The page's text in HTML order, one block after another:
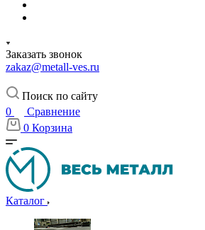
Заказать звонок
zakaz@metall-ves.ru
Поиск по сайту
0
Сравнение
0 Корзина
Каталог